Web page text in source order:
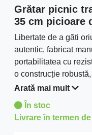
Grătar picnic
35 cm picioare
Libertate de a găti
autentic, fabricat
portabilitatea cu
o construcție
aventurile culinare în
Metal Group.
Arată mai mult
În stoc
Livrare în termen